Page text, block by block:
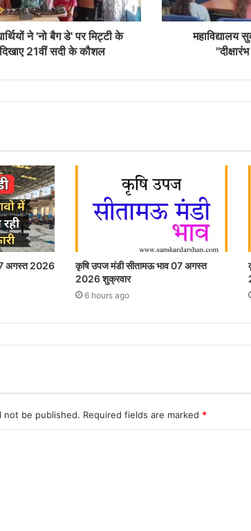
ने 'नो बैग डे' पर मिट्टी के
21वीं सदी के कौशल
महाविद्यालय
अगस्त 2026
कृषि उपज मंडी सीतामऊ भाव 07 अगस्त
2026 शुक्रवार
6 hours ago
not be published. Required fields are marked *